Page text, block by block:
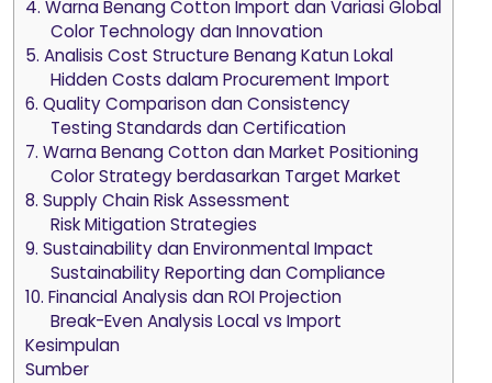
4. Warna Benang Cotton Import dan Variasi Global
Color Technology dan Innovation
5. Analisis Cost Structure Benang Katun Lokal
Hidden Costs dalam Procurement Import
6. Quality Comparison dan Consistency
Testing Standards dan Certification
7. Warna Benang Cotton dan Market Positioning
Color Strategy berdasarkan Target Market
8. Supply Chain Risk Assessment
Risk Mitigation Strategies
9. Sustainability dan Environmental Impact
Sustainability Reporting dan Compliance
10. Financial Analysis dan ROI Projection
Break-Even Analysis Local vs Import
Kesimpulan
Sumber